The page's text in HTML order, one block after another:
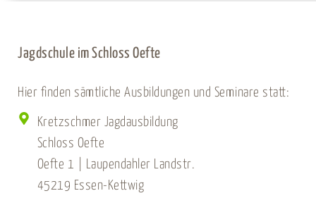
Jagdschule im Schloss Oefte
Hier finden sämtliche Ausbildungen und Seminare statt:
Kretzschmer Jagdausbildung
Schloss Oefte
Oefte 1 | Laupendahler Landstr.
45219 Essen-Kettwig